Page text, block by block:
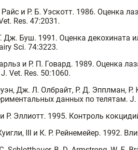
и Р. Б. Уэскотт. 1986. Оценка
Res. 47:2031.
Дж. Буш. 1991. Оценка декохината
Sci. 74:3223.
и Р. П. Говард. 1989. Оценка
Vet. Res. 50:1060.
Дж. Л. Олбрайт, Р. Д. Эпплман,
данных по телятам. J.
Эллиотт. 1995. Контроль
III и К. Р. Рейнемейер. 1992.